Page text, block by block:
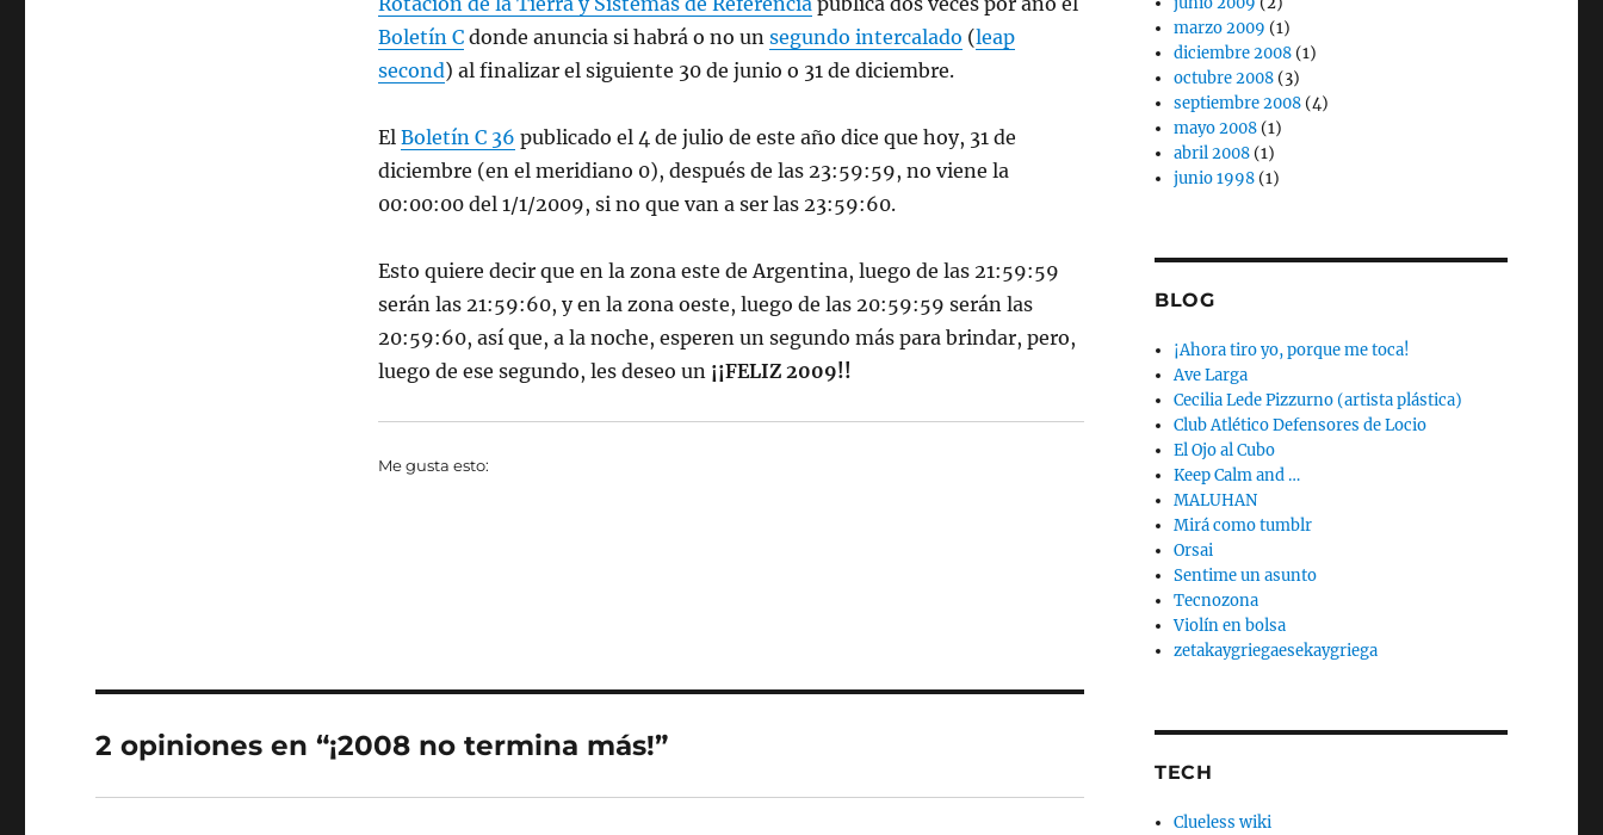
Boletín Cdonde anuncia si habrá o no un segundo intercalado (leap
second) al finalizar el siguiente 30 de junio o 31 de diciembre.
El Boletín C 36 publicado el 4 de julio de este año dice que hoy, 31 de
diciembre (en el meridiano 0), después de las 23:59:59, no viene la
00:00:00 del 1/1/2009, si no que van a ser las 23:59:60.
Esto quiere decir que en la zona este de Argentina, luego de las 21:59:59
serán las 21:59:60, y en la zona oeste, luego de las 20:59:59 serán las
20:59:60, así que, a la noche, esperen un segundo más para brindar, pero,
luego de ese segundo, les deseo un ¡¡FELIZ 2009!!
Me gusta esto:
2 opiniones en “¡2008 no termina más!”
marzo 2009 (1)
diciembre 2008 (1)
octubre 2008 (3)
septiembre 2008 (4)
mayo 2008 (1)
abril 2008 (1)
junio 1998 (1)
BLOG
¡Ahora tiro yo, porque me toca!
Ave Larga
Cecilia Lede Pizzurno (artista plástica)
Club Atlético Defensores de Locio
El Ojo al Cubo
Keep Calm and …
MALUHAN
Mirá como tumblr
Orsai
Sentime un asunto
Tecnozona
Violín en bolsa
zetakaygriegaesekaygriega
TECH
Clueless wiki